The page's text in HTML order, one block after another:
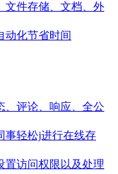
文件存储、文档、外
动化节省时间
、评论、响应、全公
事轻松j进行在线存
置访问权限以及处理